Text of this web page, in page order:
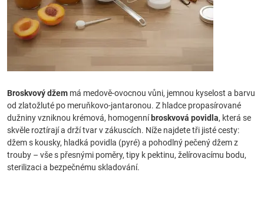
Broskvový džem má medově-ovocnou vůni, jemnou kyselost a barvu
od zlatožluté po meruňkovo-jantaronou. Z hladce propasírované
dužniny vzniknou krémová, homogenní broskvová povidla, která se
skvěle roztírají a drží tvar v zákuscích. Níže najdete tři jisté cesty:
džem s kousky, hladká povidla (pyré) a pohodlný pečený džem z
trouby – vše s přesnými poměry, tipy k pektinu, želírovacímu bodu,
sterilizaci a bezpečnému skladování.